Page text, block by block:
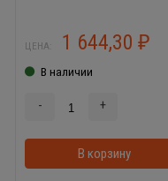
ЦЕНА: 1 644,30 ₽
В наличии
- +
В корзину